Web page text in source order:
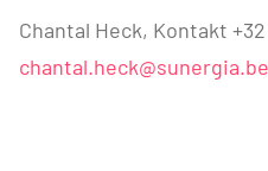
Chantal Heck, Kontakt
chantal.heck@sunergia.be